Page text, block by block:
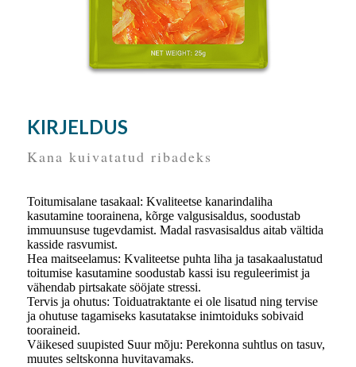
KIRJELDUS
Kana kuivatatud ribadeks
Toitumisalane tasakaal: Kvaliteetse kanarindaliha
kasutamine toorainena, kõrge valgusisaldus, soodustab
immuunsuse tugevdamist. Madal rasvasisaldus aitab vältida
kasside rasvumist.
Hea maitseelamus: Kvaliteetse puhta liha ja tasakaalustatud
toitumise kasutamine soodustab kassi isu reguleerimist ja
vähendab pirtsakate sööjate stressi.
Tervis ja ohutus: Toiduatraktante ei ole lisatud ning tervise
ja ohutuse tagamiseks kasutatakse inimtoiduks sobivaid
tooraineid.
Väikesed suupisted Suur mõju: Perekonna suhtlus on tasuv,
muutes seltskonna huvitavamaks.